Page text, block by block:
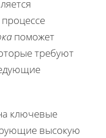
поможет
требуют
ключевые
высокую